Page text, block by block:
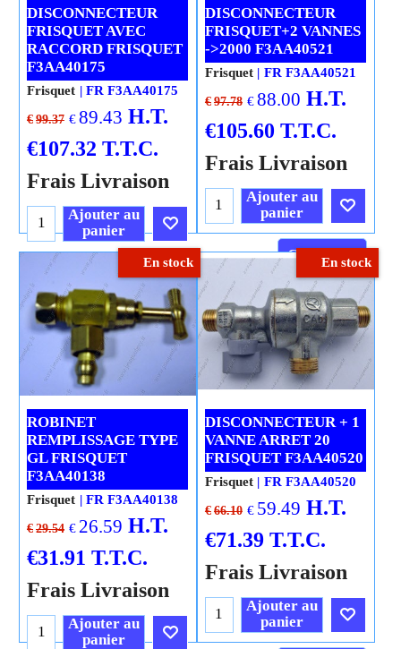
DISCONNECTEUR
FRISQUET AVEC
RACCORD FRISQUET
F3AA40175
€ 99.37 €89.43 H.T.
€107.32 T.T.C.
Frais Livraison
Frisquet FR F3AA40175
Ajouter au
panier
Cliquez ici
DISCONNECTEUR
FRISQUET+2 VANNES
->2000 F3AA40521
€ 97.78 €88.00 H.T.
€105.60 T.T.C.
Frais Livraison
Frisquet FR F3AA40521
Ajouter au
panier
Cliquez ici
En stock
ROBINET
REMPLISSAGE TYPE
GL FRISQUET
F3AA40138
€ 29.54 € 26.59 H.T.
€31.91 T.T.C.
Frais Livraison
Frisquet FR F3AA40138
Ajouter au
panier
En stock
DISCONNECTEUR + 1
VANNE ARRET 20
FRISQUET F3AA40520
€ 66.10 € 59.49 H.T.
€71.39 T.T.C.
Frais Livraison
Frisquet FR F3AA40520
Ajouter au
panier